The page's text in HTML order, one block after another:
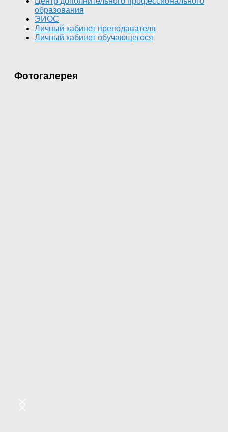
образования
ЭИОС
Личный кабинет преподавателя
Личный кабинет обучающегося
Фотогалерея